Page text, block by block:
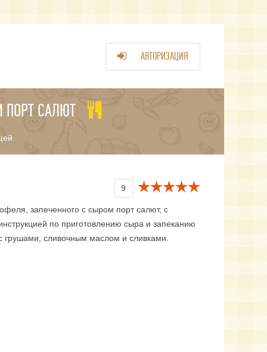
АВТОРИЗАЦИЯ
САЛЮТ
9
запеченного с сыром порт салют, с
по приготовлению сыра и запеканию
грушами, сливочным маслом и сливками.